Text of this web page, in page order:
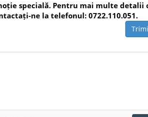
specială. Pentru mai multe detalii
ne la telefonul: 0722.110.051.